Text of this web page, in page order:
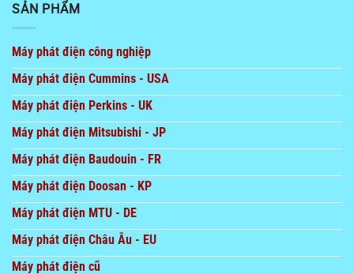
SẢN PHẨM
Máy phát điện công nghiệp
Máy phát điện Cummins - USA
Máy phát điện Perkins - UK
Máy phát điện Mitsubishi - JP
Máy phát điện Baudouin - FR
Máy phát điện Doosan - KP
Máy phát điện MTU - DE
Máy phát điện Châu Âu - EU
Máy phát điện cũ